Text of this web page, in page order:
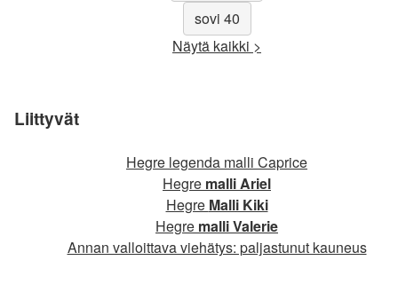
sovi 40
Näytä kaikki >
Liittyvät
Hegre legenda malli Caprice
Hegre malli Ariel
Hegre Malli Kiki
Hegre malli Valerie
Annan valloittava viehätys: paljastunut kauneus